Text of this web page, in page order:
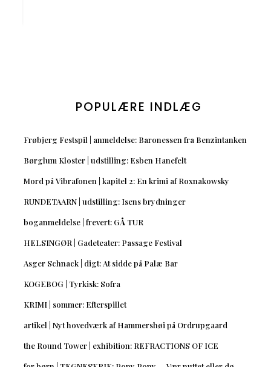
POPULÆRE INDLÆG
Frøbjerg Festspil | anmeldelse: Baronessen fra Benzintanken
Børglum Kloster | udstilling: Esben Hanefelt
Mord på Vibrafonen | kapitel 2: En krimi af Roxnakowsky
RUNDETAARN | udstilling: Isens brydninger
boganmeldelse | frevert: GÅ TUR
HELSINGØR | Gadeteater: Passage Festival
Asger Schnack | digt: At sidde på Palæ Bar
KOGEBOG | Tyrkisk: Sofra
KRIMI | sommer: Efterspillet
artikel | Nyt hovedværk af Hammershøi på Ordrupgaard
the Round Tower | exhibition: REFRACTIONS OF ICE